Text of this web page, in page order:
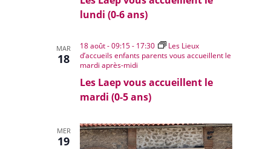
lundi (0-6 ans)
MAR
18
Les Laep vous accueillent le
mardi (0-5 ans)
18 août - 09:15- 17:30
Les Lieux
d’accueils enfants parents vous accueillent le
mardi après-midi
MER
19